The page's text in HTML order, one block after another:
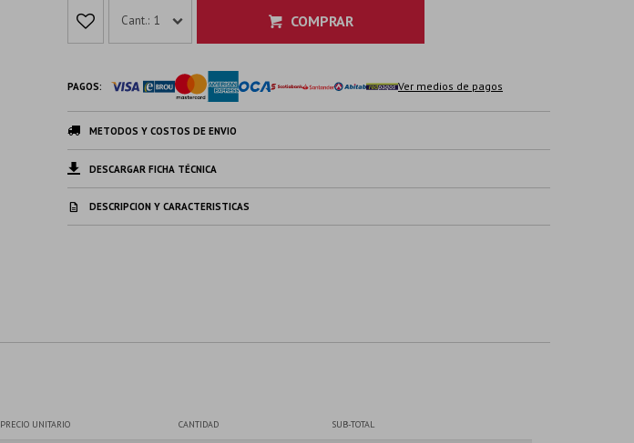
1 COMPRAR
PAGOS: Ver medios de pagos
METODOS Y COSTOS DE ENVIO
DESCARGAR FICHA TÉCNICA
DESCRIPCION Y CARACTERISTICAS
PRECIO UNITARIO CANTIDAD SUB-TOTAL